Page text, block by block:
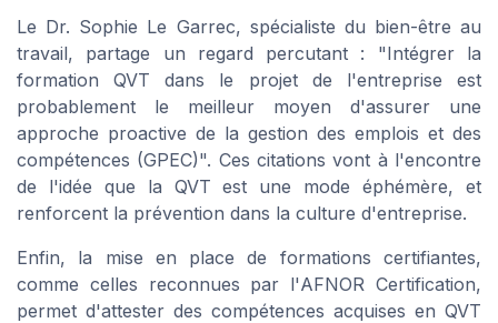
Le Dr. Sophie Le Garrec, spécialiste du bien-être au
travail, partage un regard percutant : "Intégrer la
formation QVT dans le projet de l'entreprise est
probablement le meilleur moyen d'assurer une
approche proactive de la gestion des emplois et des
compétences (GPEC)". Ces citations vont à l'encontre
de l'idée que la QVT est une mode éphémère, et
renforcent la prévention dans la culture d'entreprise.
Enfin, la mise en place de formations certifiantes,
comme celles reconnues par l'AFNOR Certification,
permet d'attester des compétences acquises en QVT